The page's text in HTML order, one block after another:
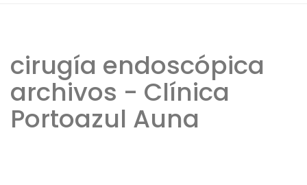
cirugía endoscópica
archivos - Clínica
Portoazul Auna